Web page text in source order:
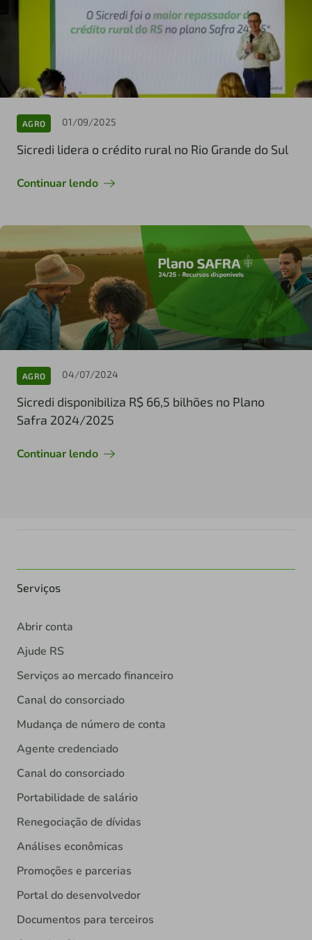
AGRO 01/09/2025
Sicredi lidera o crédito rural no Rio Grande do Sul
Continuar lendo
AGRO 04/07/2024
Sicredi disponibiliza R$ 66,5 bilhões no Plano
Safra 2024/2025
Continuar lendo
Serviços
Abrir conta
Ajude RS
Serviços ao mercado financeiro
Canal do consorciado
Mudança de número de conta
Agente credenciado
Canal do consorciado
Portabilidade de salário
Renegociação de dívidas
Análises econômicas
Promoções e parcerias
Portal do desenvolvedor
Documentos para terceiros